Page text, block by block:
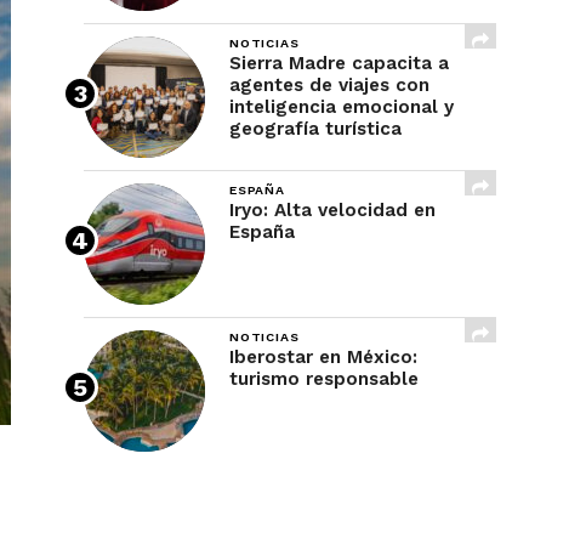
NOTICIAS
Sierra Madre capacita a
agentes de viajes con
inteligencia emocional y
geografía turística
ESPAÑA
Iryo: Alta velocidad en
España
NOTICIAS
Iberostar en México:
turismo responsable